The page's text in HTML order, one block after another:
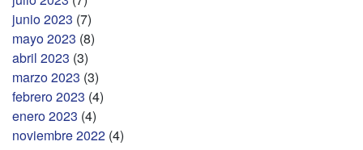
junio 2023 (7)
mayo 2023 (8)
abril 2023 (3)
marzo 2023 (3)
febrero 2023 (4)
enero 2023 (4)
noviembre 2022 (4)